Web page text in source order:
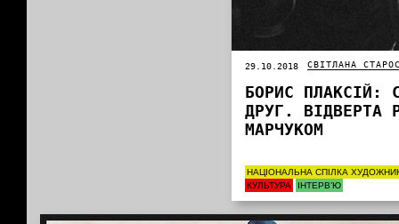
29.10.2018 СВІТЛАНА
БОРИС ПЛАКСІЙ:
ДРУГ. ВІДВЕРТА
МАРЧУКОМ
НАЦІОНАЛЬНА СПІЛКА
КУЛЬТУРА
ІНТЕРВ’Ю